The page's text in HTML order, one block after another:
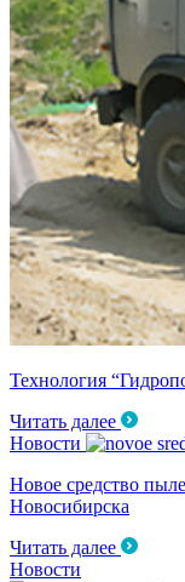
Технология
Читать далее
Новости
Новое средство
Новосибирска
Читать далее
Новости